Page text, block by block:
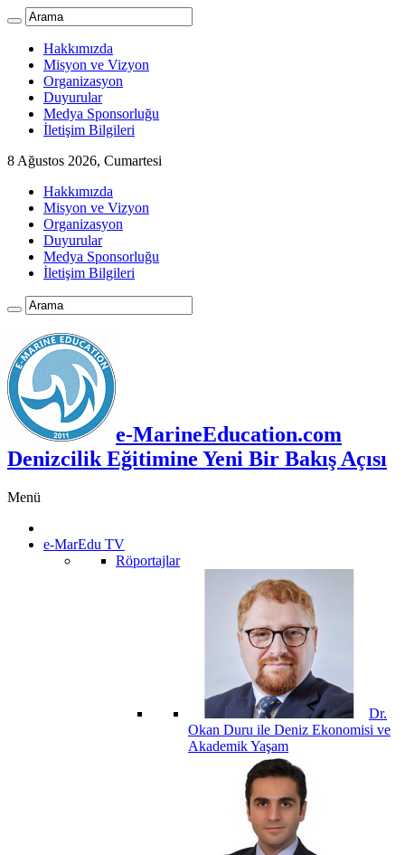
Hakkımızda
Misyon ve Vizyon
Organizasyon
Duyurular
Medya Sponsorluğu
İletişim Bilgileri
8 Ağustos 2026, Cumartesi
Hakkımızda
Misyon ve Vizyon
Organizasyon
Duyurular
Medya Sponsorluğu
İletişim Bilgileri
e-MarineEducation.com
Denizcilik Eğitimine Yeni Bir Bakış Açısı
Menü
e-MarEdu TV
Röportajlar
Dr.
Okan Duru ile Deniz Ekonomisi ve
Akademik Yaşam